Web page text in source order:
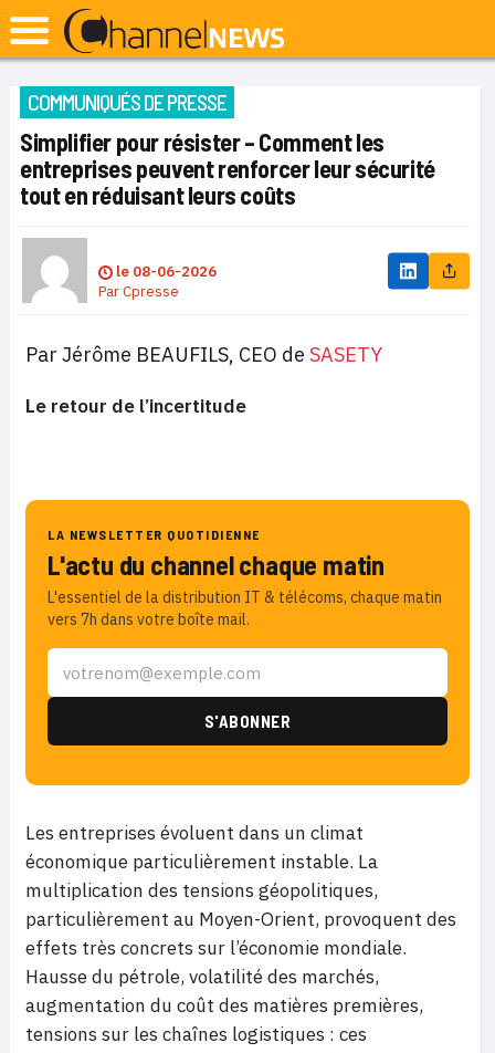
COMMUNIQUÉS DE PRESSE
Simplifier pour résister – Comment les
entreprises peuvent renforcer leur sécurité
tout en réduisant leurs coûts
le 08-06-2026
ParCpresse
Par Jérôme BEAUFILS, CEO de SASETY
Le retour de l’incertitude
LA NEWSLETTER QUOTIDIENNE
L'actu du channel chaque matin
L'essentiel de la distribution IT & télécoms, chaque matin
vers 7h dans votre boîte mail.
Les entreprises évoluent dans un climat
économique particulièrement instable. La
multiplication des tensions géopolitiques,
particulièrement au Moyen-Orient, provoquent des
effets très concrets sur l’économie mondiale.
Hausse du pétrole, volatilité des marchés,
augmentation du coût des matières premières,
tensions sur les chaînes logistiques : ces